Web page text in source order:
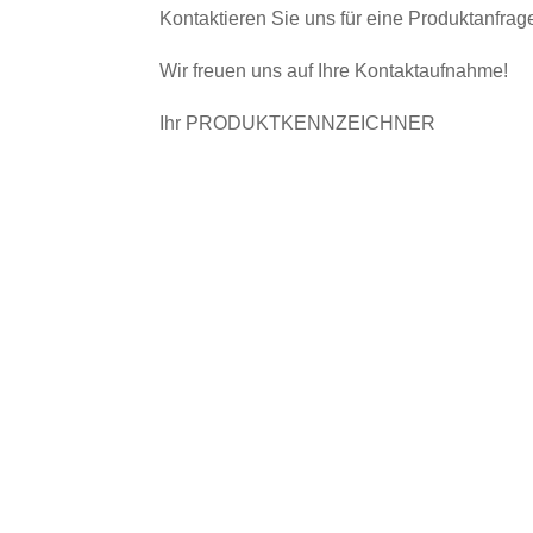
Kontaktieren Sie uns für eine
Wir freuen uns auf Ihre Kontaktaufnahme!
Ihr PRODUKTKENNZEICHNER